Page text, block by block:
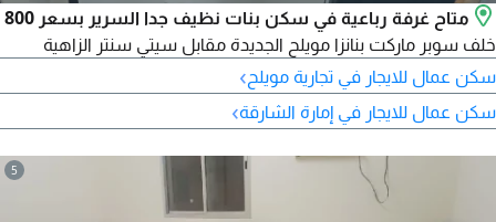
متاح غرفة رباعية في سكن بنات نظيف جدا السرير بسعر 800
خلف سوبر ماركت بنانزا مويلح الجديدة مقابل سيتي سنتر الزاهية
سكن عمال للايجار في تجارية مويلح›
سكن عمال للايجار في إمارة الشارقة›
5